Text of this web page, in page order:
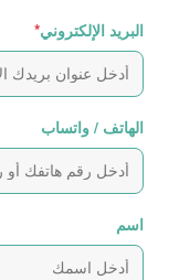
البريد الإلكتروني*
الهاتف / واتساب
اسم